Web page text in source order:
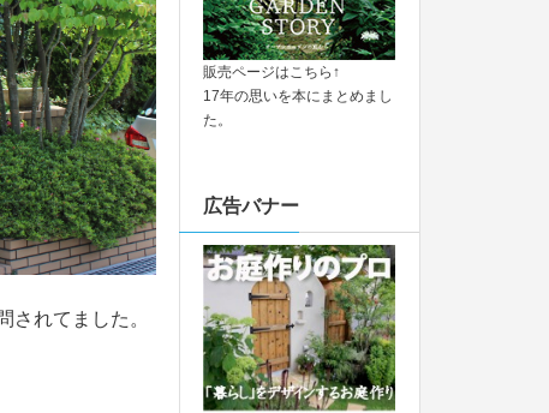
れてました。
販売ページはこちら↑
17年の思いを本にまとめまし
た。
広告バナー